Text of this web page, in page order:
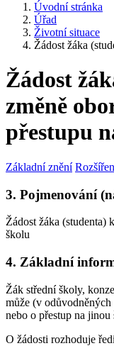
Úvodní stránka
Úřad
Životní situace
Žádost žáka
Žádost
změně
přestupu
Základní znění
3. Pojmenování
Žádost žáka (studenta)
školu
4. Základní
Žák střední školy,
může (v
nebo o přestup na jinou
O žádosti rozhoduje